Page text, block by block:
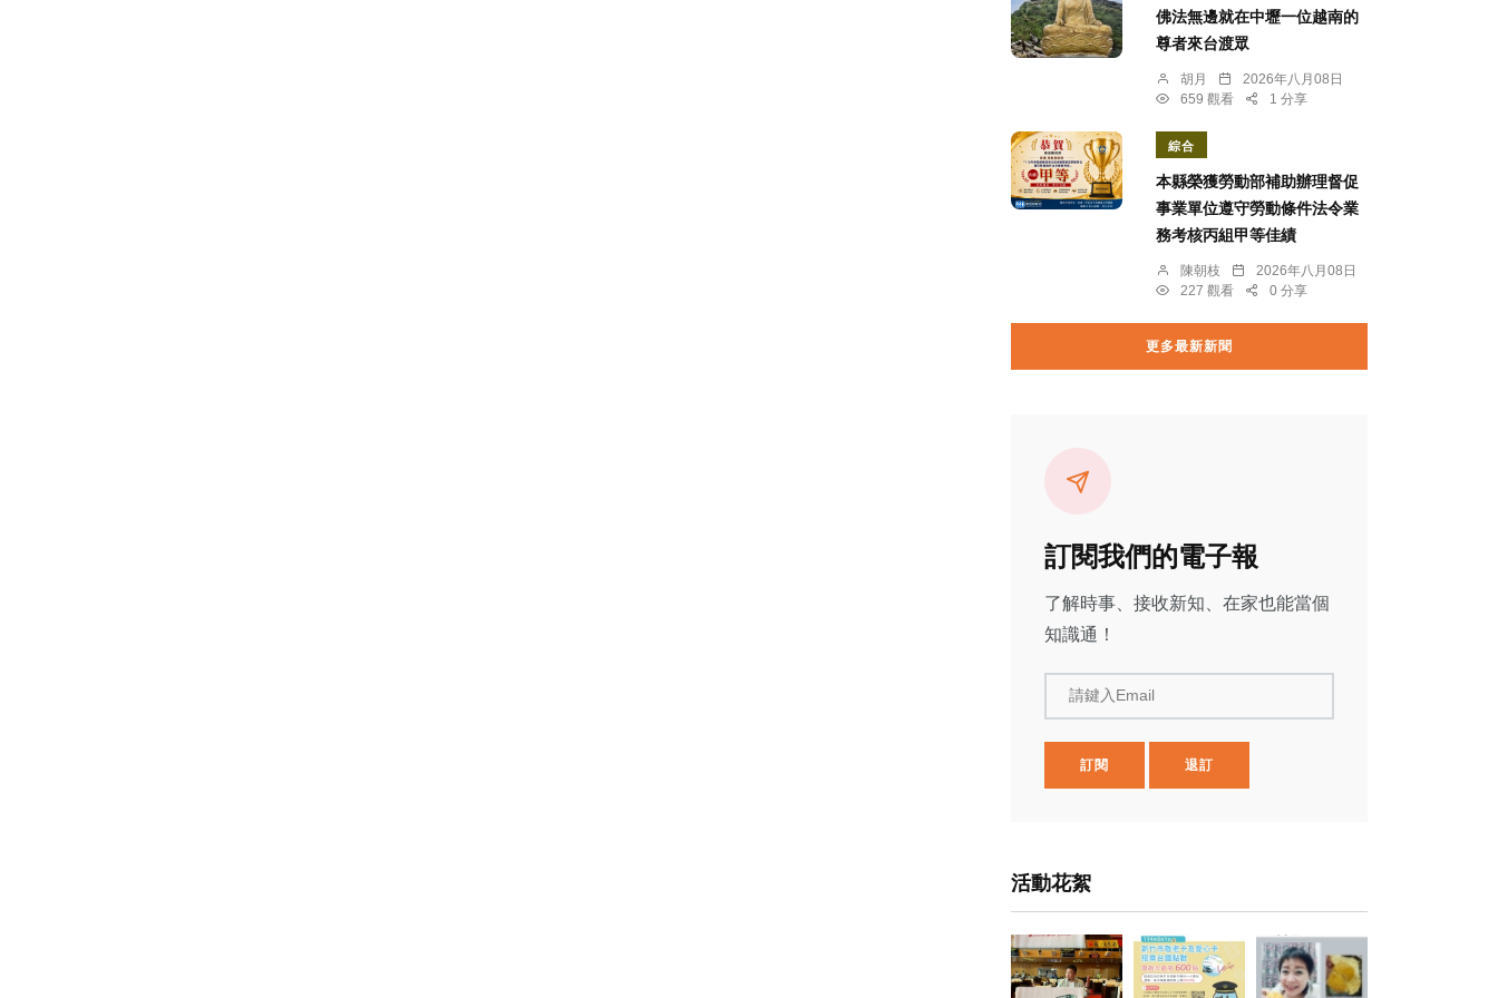
佛法無邊就在中壢一位越南的
尊者來台渡眾
胡月
2026年八月08日
659 觀看
1 分享
綜合
本縣榮獲勞動部補助辦理督促
事業單位遵守勞動條件法令業
務考核丙組甲等佳績
陳朝枝
2026年八月08日
227 觀看
0 分享
更多最新新聞
訂閱我們的電子報
了解時事、接收新知、在家也能當個
知識通！
請鍵入Email
訂閱 退訂
活動花絮